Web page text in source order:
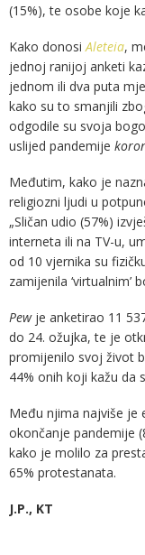
(15%), te osobe koje
Kako donosi Aleteia,
jednoj ranijoj anketi
jednom ili dva puta
kako su to smanjili
odgodile su svoja
uslijed pandemije
Međutim, kako je
religiozni ljudi u
„Sličan udio (57%)
interneta ili na TV-u,
od 10 vjernika su
zamijenila ‘virtualnim’
Pewje anketirao 11
do 24. ožujka, te je
promijenilo svoj život
44% onih koji kažu da
Među njima najviše je
okončanje pandemije
kako je molilo za
65% protestanata.
J.P., KT